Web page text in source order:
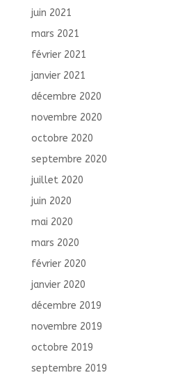
juin 2021
mars 2021
février 2021
janvier 2021
décembre 2020
novembre 2020
octobre 2020
septembre 2020
juillet 2020
juin 2020
mai 2020
mars 2020
février 2020
janvier 2020
décembre 2019
novembre 2019
octobre 2019
septembre 2019